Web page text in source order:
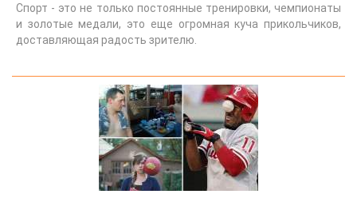
Спорт - это не только постоянные тренировки, чемпионаты
и золотые медали, это еще огромная куча прикольчиков,
доставляющая радость зрителю.